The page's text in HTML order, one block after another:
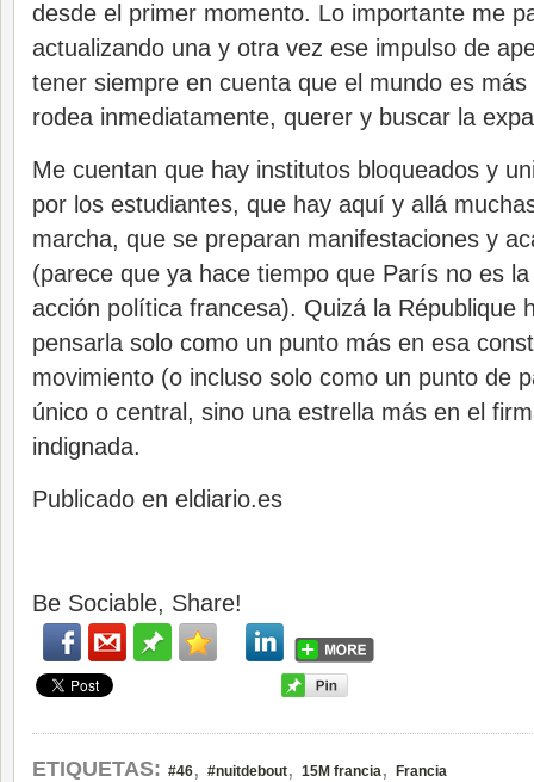
desde el primer momento. Lo importante me
actualizando una y otra vez ese impulso de
tener siempre en cuenta que el mundo es
rodea inmediatamente, querer y buscar la
Me cuentan que hay institutos bloqueados y
por los estudiantes, que hay aquí y allá
marcha, que se preparan manifestaciones y
(parece que ya hace tiempo que París no es
acción política francesa). Quizá la République
pensarla solo como un punto más en esa
movimiento (o incluso solo como un punto de
único o central, sino una estrella más en el
indignada.
Publicado en eldiario.es
Be Sociable, Share!
ETIQUETAS: #46, #nuitdebout, 15M francia, Francia